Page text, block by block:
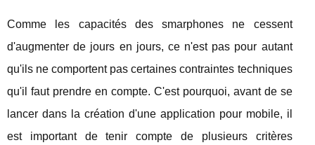
Comme les capacités des smarphones ne cessent
d'augmenter de jours en jours, ce n'est pas pour autant
qu'ils ne comportent pas certaines contraintes techniques
qu'il faut prendre en compte. C'est pourquoi, avant de se
lancer dans la création d'une application pour mobile, il
est important de tenir compte de plusieurs critères